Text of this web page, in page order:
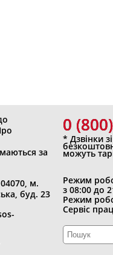
за
м.
буд. 23
0 (800)
0
* Дзвінки
можуть
Режим
з 08:00 до
Режим
Сервіс